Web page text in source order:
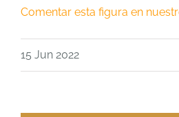
Comentar esta figura en
15 Jun 2022